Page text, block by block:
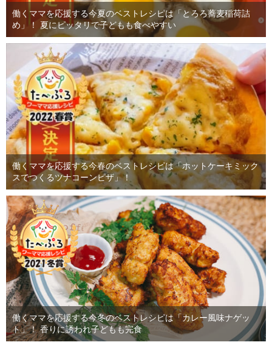
働くママを応援する今夏のベストレシピは「とろろ蕎麦稲荷詰
め」！ 夏にピッタリで子どもも食べやすい
働くママを応援する今春のベストレシピは「ホットケーキミック
スでつくるツナコーンピザ」！
働くママを応援する今冬のベストレシピは「カレー風味ナゲッ
ト」！ 香りに誘われ子どもも完食